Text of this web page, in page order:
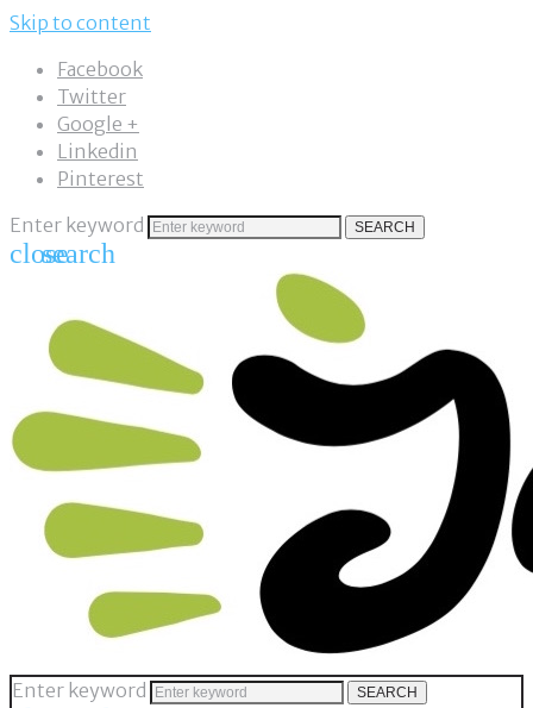
Skip to content
Facebook
Twitter
Google +
Linkedin
Pinterest
Enter keyword
SEARCH
closesearch
Enter keyword SEARCH